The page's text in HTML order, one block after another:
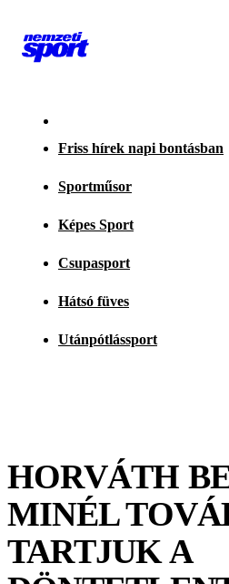
Friss hírek napi bontásban
Sportműsor
Képes Sport
Csupasport
Hátsó füves
Utánpótlássport
HORVÁTH
MINÉL
TARTJUK A